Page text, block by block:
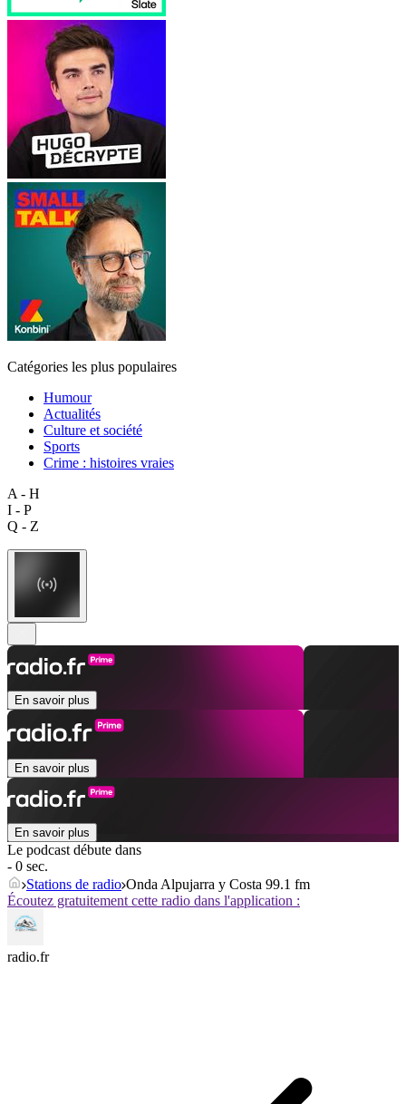
Catégories les plus populaires
Humour
Actualités
Culture et société
Sports
Crime : histoires vraies
A - H
I - P
Q - Z
En savoir plus
En savoir plus
En savoir plus
Le podcast débute dans
- 0 sec.
Stations de radio Onda Alpujarra y Costa 99.1 fm
Écoutez gratuitement cette radio dans l'application :
radio.fr